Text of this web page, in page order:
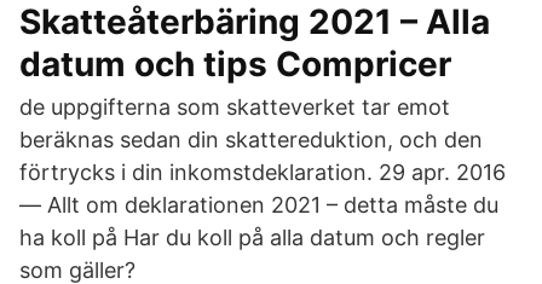
Skatteåterbäring 2021 – Alla
datum och tips Compricer
de uppgifterna som skatteverket tar emot
beräknas sedan din skattereduktion, och den
förtrycks i din inkomstdeklaration. 29 apr. 2016
— Allt om deklarationen 2021 – detta måste du
ha koll på Har du koll på alla datum och regler
som gäller?